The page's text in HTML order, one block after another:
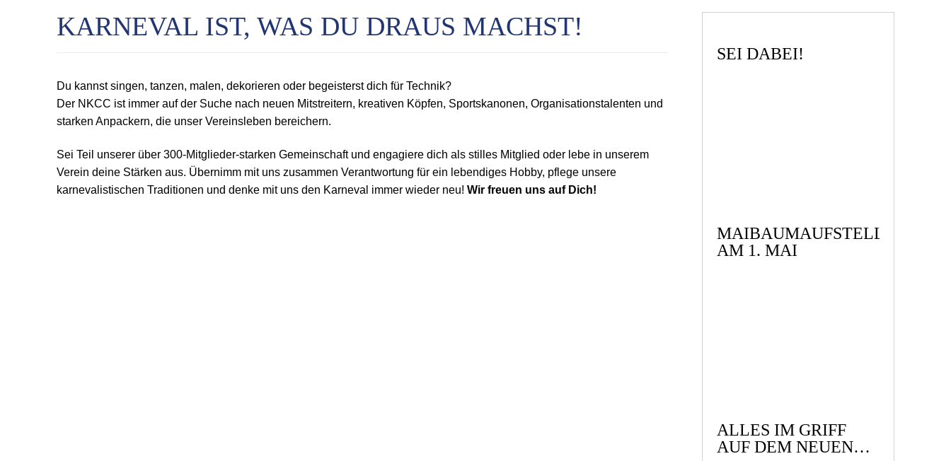
KARNEVAL IST, WAS DU DRAUS MACHST!
Du kannst singen, tanzen, malen, dekorieren oder begeisterst dich für Technik?
Der NKCC ist immer auf der Suche nach neuen Mitstreitern, kreativen Köpfen, Sportskanonen, Organisationstalenten und
starken Anpackern, die unser Vereinsleben bereichern.
Sei Teil unserer über 300-Mitglieder-starken Gemeinschaft und engagiere dich als stilles Mitglied oder lebe in unserem
Verein deine Stärken aus. Übernimm mit uns zusammen Verantwortung für ein lebendiges Hobby, pflege unsere
karnevalistischen Traditionen und denke mit uns den Karneval immer wieder neu! Wir freuen uns auf Dich!
SEI DABEI!
MAIBAUMAUFSTELLEN
AM 1. MAI
ALLES IM GRIFF
AUF DEM NEUEN